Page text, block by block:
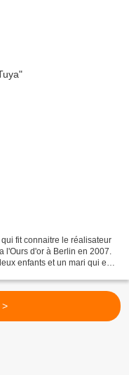
fit connaitre le réalisateur
l'Ours d'or à Berlin en 2007.
enfants et un mari qui est
>